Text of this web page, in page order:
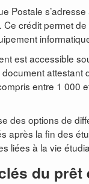
Postale
Ce crédit permet
est accessible
document
entre 1 000
des options de
après la fin des
liées à la vie
du